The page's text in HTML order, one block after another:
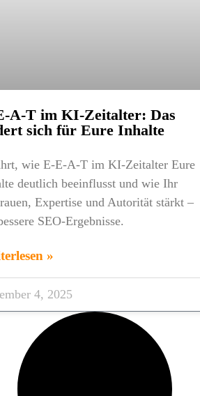
im KI‑Zeitalter: Das
sich für Eure Inhalte
wie E‑E‑A‑T im KI‑Zeitalter Eure
deutlich beeinflusst und wie Ihr
Expertise und Autorität stärkt –
SEO-Ergebnisse.
»
4, 2025